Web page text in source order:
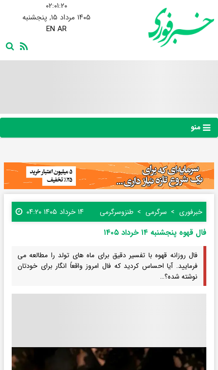
۰۲:۰۱:۲۱
۱۴۰۵ مرداد ۱۵, پنجشنبه
EN AR
منو
خبرفوری سرگرمی طنز‌و‌سرگرمی ۱۴ خرداد ۱۴۰۵ ۰۴:۲۰
فال قهوه پنجشنبه ۱۴ خرداد ۱۴۰۵
فال روزانه قهوه با تفسیر دقیق برای ماه های تولد را مطالعه می
فرمایید. آیا احساس کردید که فال امروز واقعاً انگار برای خودتان
نوشته شده؟…